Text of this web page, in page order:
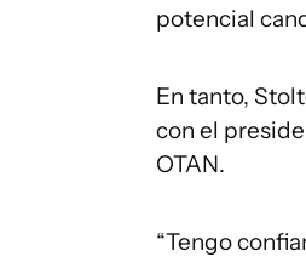
potencial
En tanto,
con el
OTAN.
“Tengo